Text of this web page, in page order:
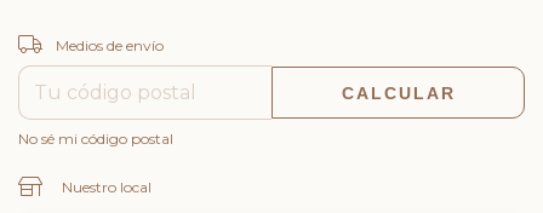
Entregas para el CP:
Medios de envío
CALCULAR
No sé mi código postal
Nuestro local